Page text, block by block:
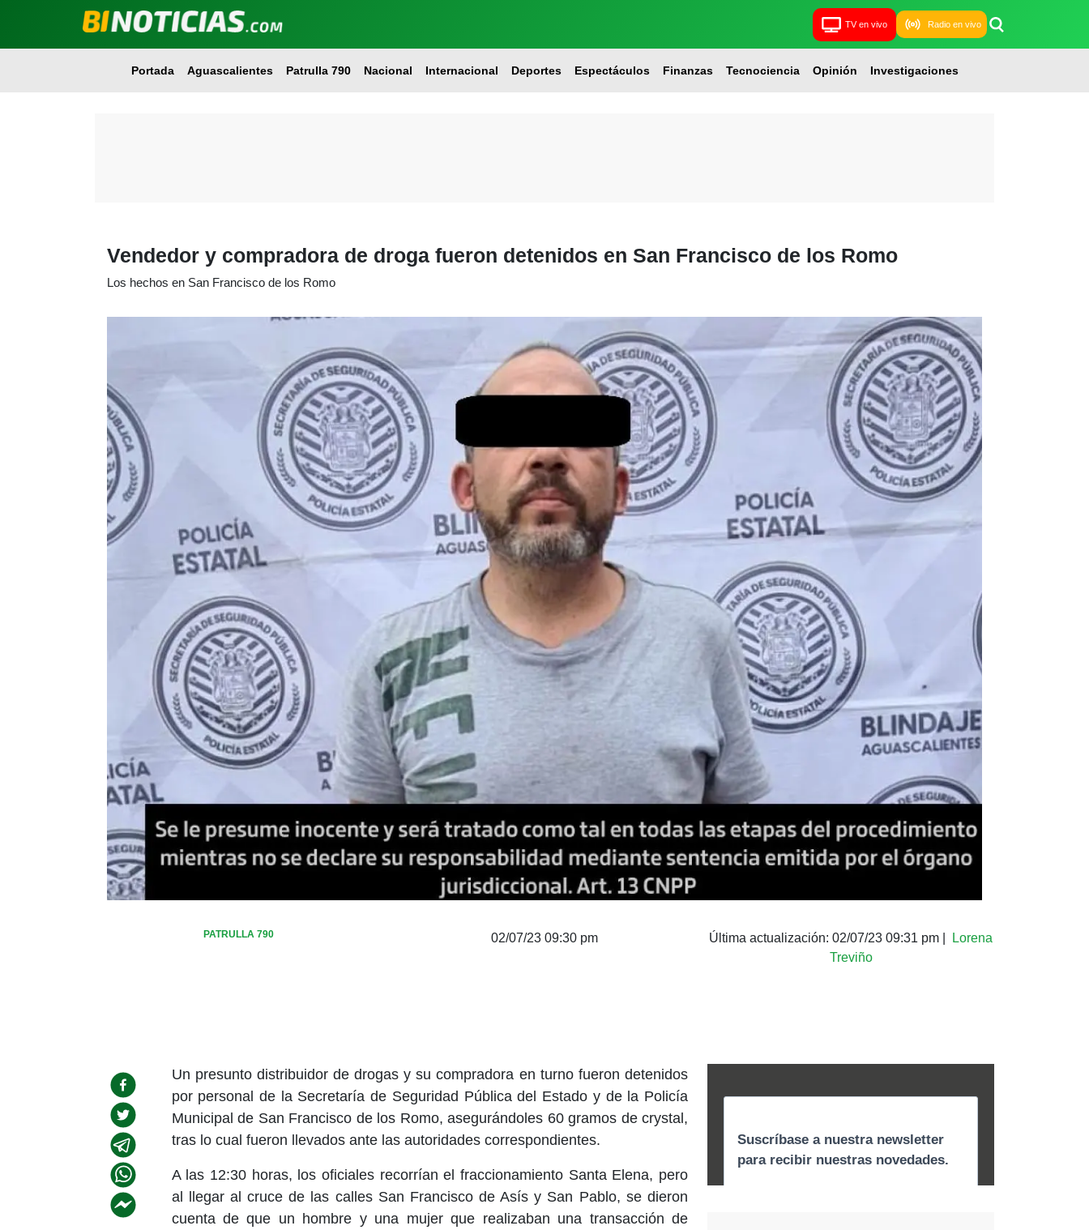
TV en vivo Radio en vivo
Portada Aguascalientes Patrulla 790 Nacional Internacional Deportes Espectáculos Finanzas Tecnociencia Opinión Investigaciones
Vendedor y compradora de droga fueron detenidos en San Francisco de los Romo
Los hechos en San Francisco de los Romo
PATRULLA 790 02/07/23 09:30 pm Última actualización: 02/07/23 09:31 pm
Lorena
Treviño
Un presunto distribuidor de drogas y su compradora en turno fueron detenidos
por personal de la Secretaría de Seguridad Pública del Estado y de la Policía
Municipal de San Francisco de los Romo, asegurándoles 60 gramos de crystal,
tras lo cual fueron llevados ante las autoridades correspondientes.
A las 12:30 horas, los oficiales recorrían el fraccionamiento Santa Elena, pero
al llegar al cruce de las calles San Francisco de Asís y San Pablo, se dieron
cuenta de que un hombre y una mujer que realizaban una transacción de